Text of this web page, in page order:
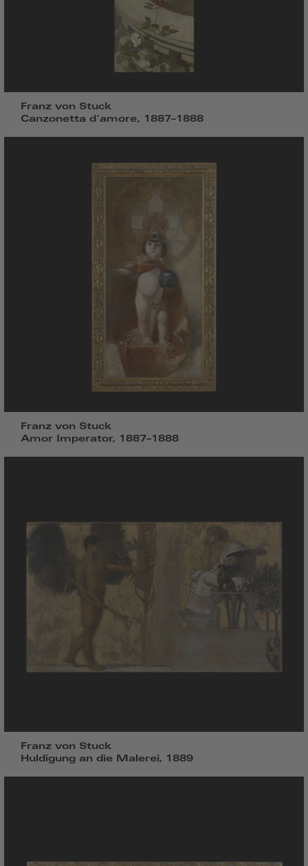
Franz von Stuck
Canzonetta d'amore, 1887–1888
Franz von Stuck
Amor Imperator, 1887–1888
Franz von Stuck
Huldigung an die Malerei, 1889